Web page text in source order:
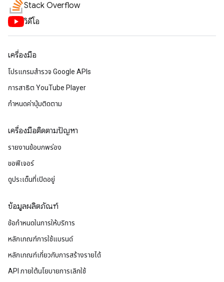
Stack Overflow
วิดีโอ
เครื่องมือ
โปรแกรมสำรวจ Google APIs
การสาธิต YouTube Player
กำหนดค่าปุ่มติดตาม
เครื่องมือติดตามปัญหา
รายงานข้อบกพร่อง
ขอฟีเจอร์
ดูประเด็นที่เปิดอยู่
ข้อมูลผลิตภัณฑ์
ข้อกำหนดในการให้บริการ
หลักเกณฑ์การใช้แบรนด์
หลักเกณฑ์เกี่ยวกับการสร้างรายได้
API ภายใต้นโยบายการเลิกใช้